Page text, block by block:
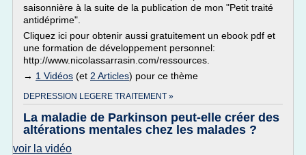
saisonnière à la suite de la publication de mon "Petit traité
antidéprime".
Cliquez ici pour obtenir aussi gratuitement un ebook pdf et
une formation de développement personnel:
http://www.nicolassarrasin.com/ressources.
→ 1 Vidéos (et 2 Articles) pour ce thème
DEPRESSION LEGERE TRAITEMENT »
La maladie de Parkinson peut-elle créer des
altérations mentales chez les malades ?
voir la vidéo